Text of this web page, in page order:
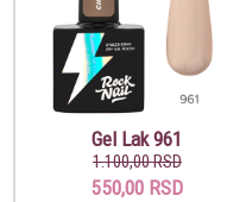
Gel Lak 961
1.100,00 RSD
550,00 RSD